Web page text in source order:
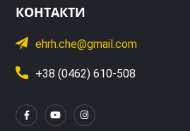
КОНТАКТИ
ehrh.che@gmail.com
+38 (0462) 610-508